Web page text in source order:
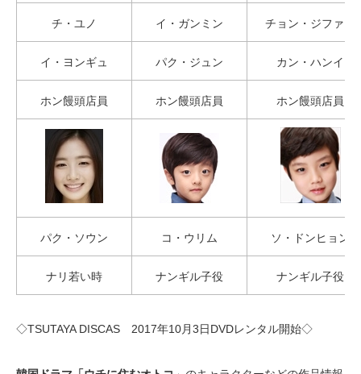
チ・ユノ イ・ガンミン チョン・ジファン
イ・ヨンギュ パク・ジュン カン・ハンイ
ホン饅頭店員 ホン饅頭店員 ホン饅頭店員
パク・ソウン コ・ウリム ソ・ドンヒョン
ナリ若い時 ナンギル子役 ナンギル子役
◇TSUTAYA DISCAS 2017年10月3日DVDレンタル開始◇